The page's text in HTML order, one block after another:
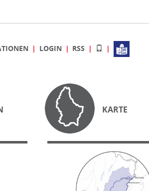
LOGIN RSS
KARTE